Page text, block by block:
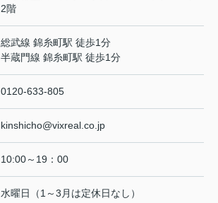
2階
総武線 錦糸町駅 徒歩1分
半蔵門線 錦糸町駅 徒歩1分
0120-633-805
kinshicho@vixreal.co.jp
10:00～19：00
水曜日（1～3月は定休日なし）